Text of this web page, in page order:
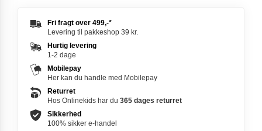
Fri fragt over 499,-*
Levering til pakkeshop 39 kr.
Hurtig levering
1-2 dage
Mobilepay
Her kan du handle med Mobilepay
Returret
Hos Onlinekids har du 365 dages returret
Sikkerhed
100% sikker e-handel